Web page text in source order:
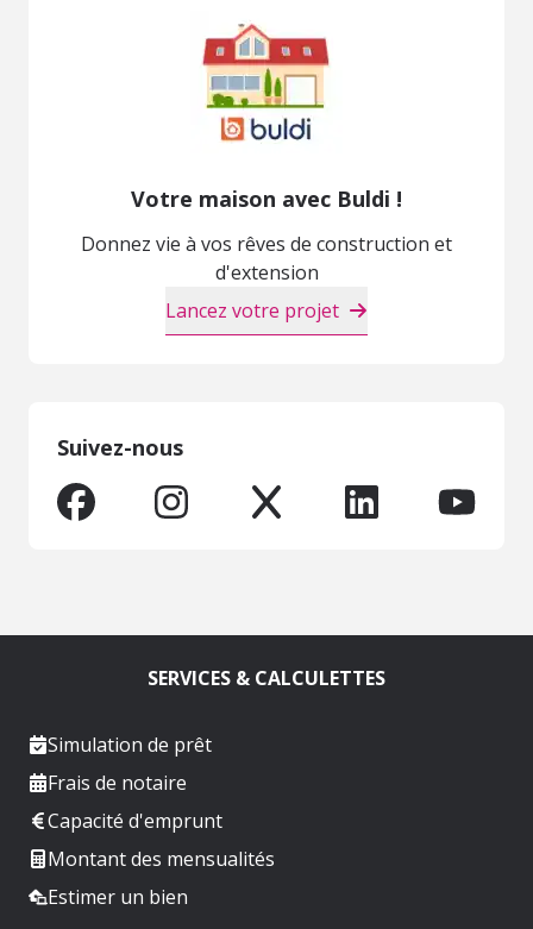
Votre maison avec Buldi !
Donnez vie à vos rêves de construction et
d'extension
Lancez votre projet
Suivez-nous
SERVICES & CALCULETTES
Simulation de prêt
Frais de notaire
Capacité d'emprunt
Montant des mensualités
Estimer un bien